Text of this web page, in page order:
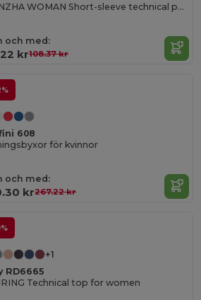
MONZHA WOMAN Short-sleeve technical polo shirt for women
och med:
kr108.37 kr
608
för kvinnor
och med:
kr267.22 kr
+1
RD6665
Technical top for women